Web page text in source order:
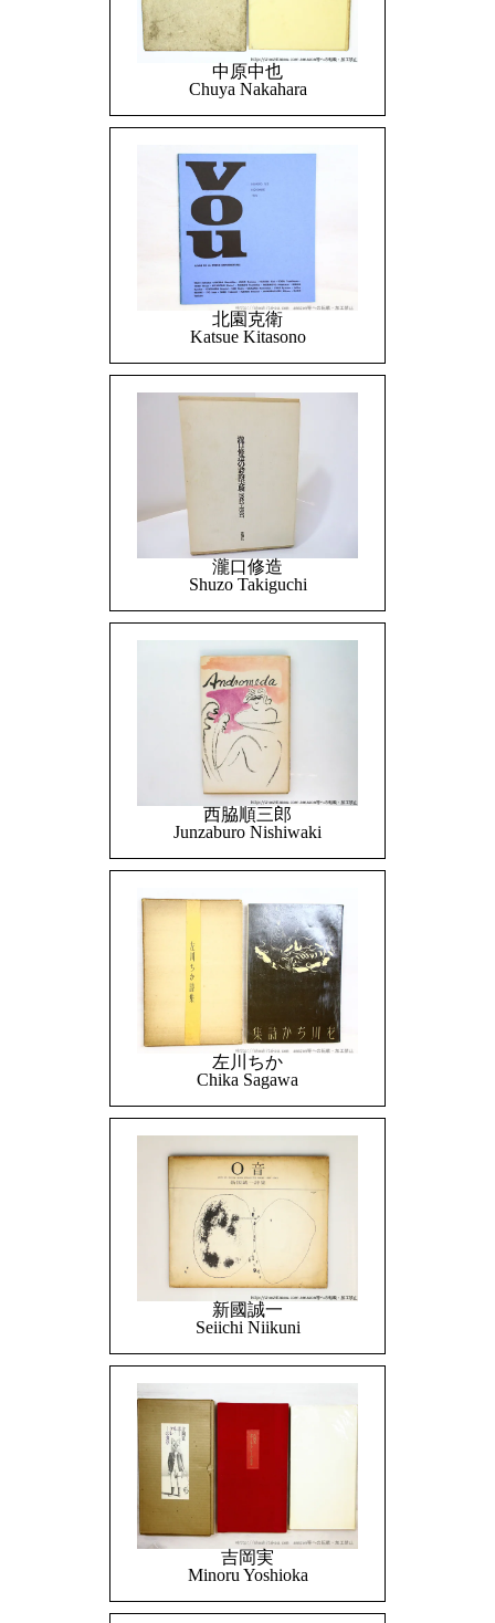
中原中也
Chuya Nakahara
北園克衛
Katsue Kitasono
瀧口修造
Shuzo Takiguchi
西脇順三郎
Junzaburo Nishiwaki
左川ちか
Chika Sagawa
新國誠一
Seiichi Niikuni
吉岡実
Minoru Yoshioka